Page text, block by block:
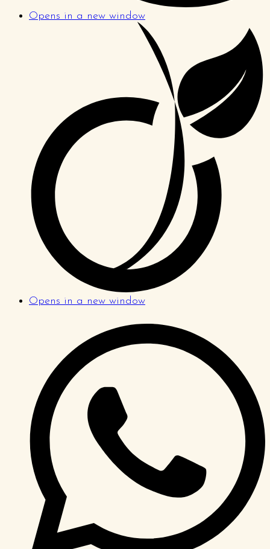
Opens in a new window
Opens in a new window